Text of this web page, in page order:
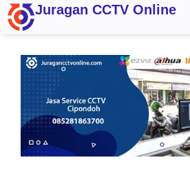
Juragan CCTV Online